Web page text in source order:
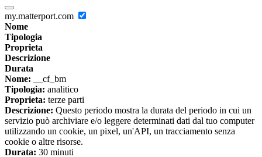
my.matterport.com
Nome
Tipologia
Proprieta
Descrizione
Durata
Nome: __cf_bm
Tipologia: analitico
Proprieta: terze parti
Descrizione: Questo periodo mostra la durata del periodo in cui un
servizio può archiviare e/o leggere determinati dati dal tuo computer
utilizzando un cookie, un pixel, un'API, un tracciamento senza
cookie o altre risorse.
Durata: 30 minuti